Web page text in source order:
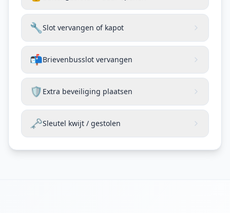
🔧Slot vervangen of kapot
📬Brievenbusslot vervangen
🛡️ Extra beveiliging plaatsen
🗝️Sleutel kwijt / gestolen